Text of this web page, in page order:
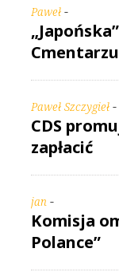
Paweł -
Cmentarzu
Paweł Szczygieł -
CDS
zapłacić
jan -
Komisja
Polance”